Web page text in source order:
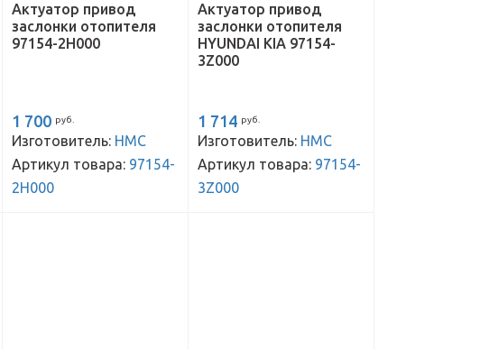
Актуатор привод
заслонки отопителя
97154-2H000
1 700 руб.
Изготовитель: HMC
Артикул товара: 97154-
2H000
Актуатор привод
заслонки отопителя
HYUNDAI KIA 97154-
3Z000
1 714 руб.
Изготовитель: HMC
Артикул товара: 97154-
3Z000